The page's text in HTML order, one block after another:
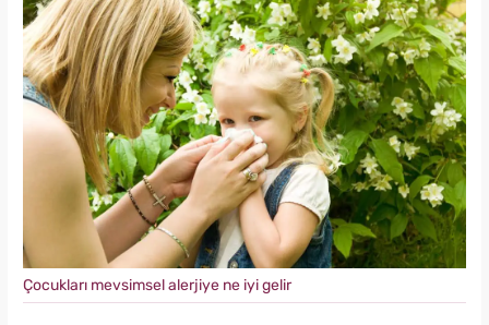
Çocukları mevsimsel alerjiye ne iyi gelir